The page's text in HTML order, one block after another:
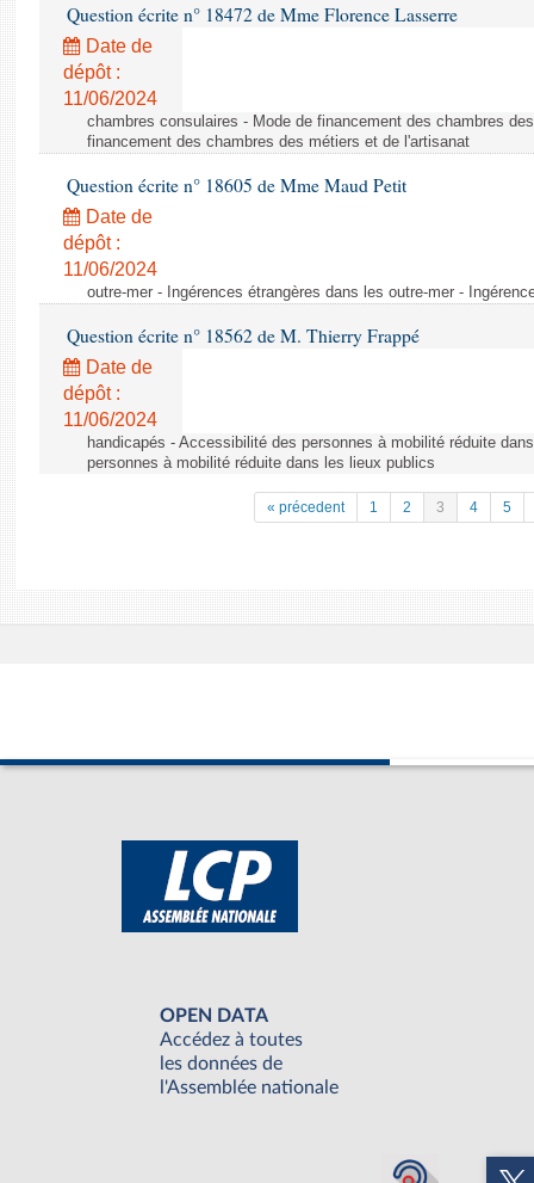
Question écrite n° 18472 de Mme Florence Lasserre
Date de
dépôt :
11/06/2024
chambres consulaires - Mode de financement des chambres
financement des chambres des métiers et de l'artisanat
Question écrite n° 18605 de Mme Maud Petit
Date de
dépôt :
11/06/2024
outre-mer - Ingérences étrangères dans les outre-mer -
Question écrite n° 18562 de M. Thierry Frappé
Date de
dépôt :
11/06/2024
handicapés - Accessibilité des personnes à mobilité réduite
personnes à mobilité réduite dans les lieux publics
« précedent 1 2 3 4 5
OPEN DATA
Accédez à toutes
les données de
l'Assemblée nationale